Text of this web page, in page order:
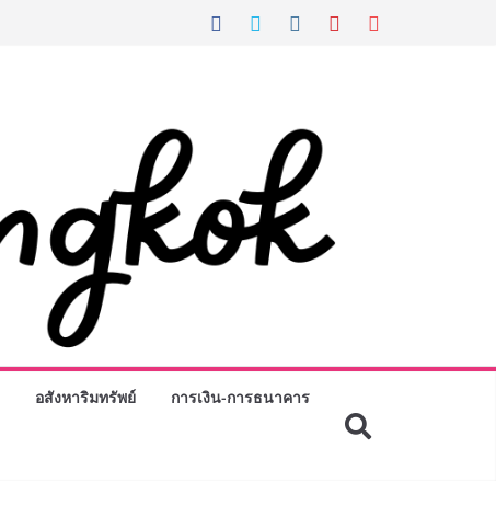
อสังหาริมทรัพย์ การเงิน-การธนาคาร